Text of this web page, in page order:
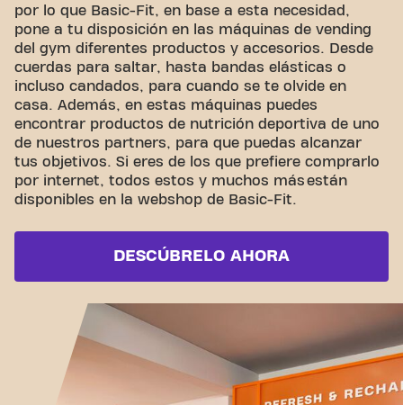
por lo que Basic-Fit, en base a esta necesidad,
pone a tu disposición en las máquinas de vending
del gym diferentes productos y accesorios. Desde
cuerdas para saltar, hasta bandas elásticas o
incluso candados, para cuando se te olvide en
casa. Además, en estas máquinas puedes
encontrar productos de nutrición deportiva de uno
de nuestros partners, para que puedas alcanzar
tus objetivos. Si eres de los que prefiere comprarlo
por internet, todos estos y muchos más están
disponibles en la webshop de Basic-Fit.
DESCÚBRELO AHORA